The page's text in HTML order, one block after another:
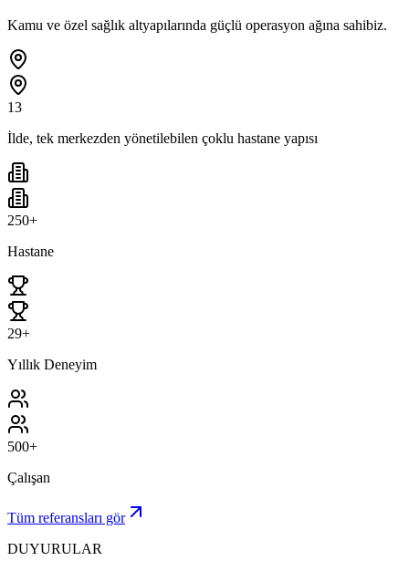
Kamu ve özel sağlık altyapılarında güçlü operasyon ağına sahibiz.
13
İlde, tek merkezden yönetilebilen çoklu hastane yapısı
250+
Hastane
29+
Yıllık Deneyim
500+
Çalışan
Tüm referansları gör
DUYURULAR